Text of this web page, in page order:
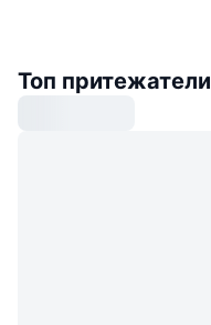
Топ притежатели